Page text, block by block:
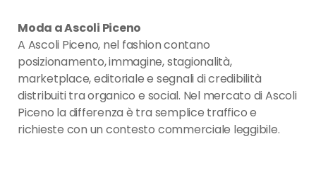
Moda a Ascoli Piceno
A Ascoli Piceno, nel fashion contano
posizionamento, immagine, stagionalità,
marketplace, editoriale e segnali di credibilità
distribuiti tra organico e social. Nel mercato di Ascoli
Piceno la differenza è tra semplice traffico e
richieste con un contesto commerciale leggibile.